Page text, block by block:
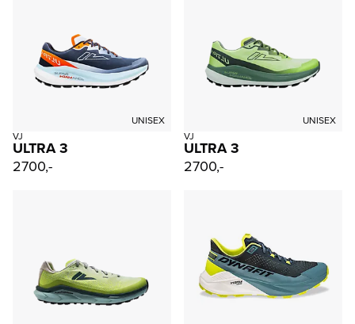
UNISEX
VJ
ULTRA 3
2700,-
UNISEX
VJ
ULTRA 3
2700,-